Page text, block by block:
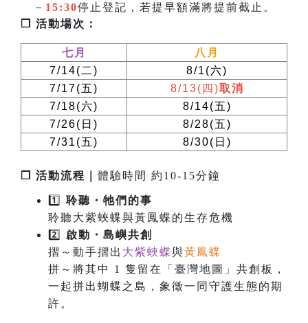
－ 15:30停止登記，若提早額滿將提前截止。
❐ 活動場次：
七月
八月
7/14( 二 ) 8/1(六)
7/17(五) 8/13( 四 )取消
7/18(六) 8/14(五)
7/26( 日 ) 8/28(五)
7/31(五) 8/30( 日 )
❐ 活動流程｜ 體驗時間 約10-15分鐘
1️⃣ 聆聽・牠們的事
聆聽大紫蛺蝶與黃鳳蝶的生存危機
2️⃣ 啟動 ・ 島嶼共創
摺～動手摺出 大紫蛺蝶與黃鳳蝶
拼～將其中 1 隻留在「臺灣地圖」共創板，
一起拼出蝴蝶之島，象徵一同守護生態的期
許。